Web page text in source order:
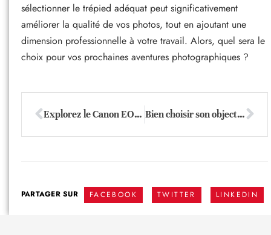
sélectionner le trépied adéquat peut significativement
améliorer la qualité de vos photos, tout en ajoutant une
dimension professionnelle à votre travail. Alors, quel sera le
choix pour vos prochaines aventures photographiques ?
Explorez le Canon EOS R10 : polyvalence et créativité pour débutants en photo Bien choisir son objectif photo pour capturer des souvenirs parfaits
PARTAGER SUR FACEBOOK TWITTER LINKEDIN